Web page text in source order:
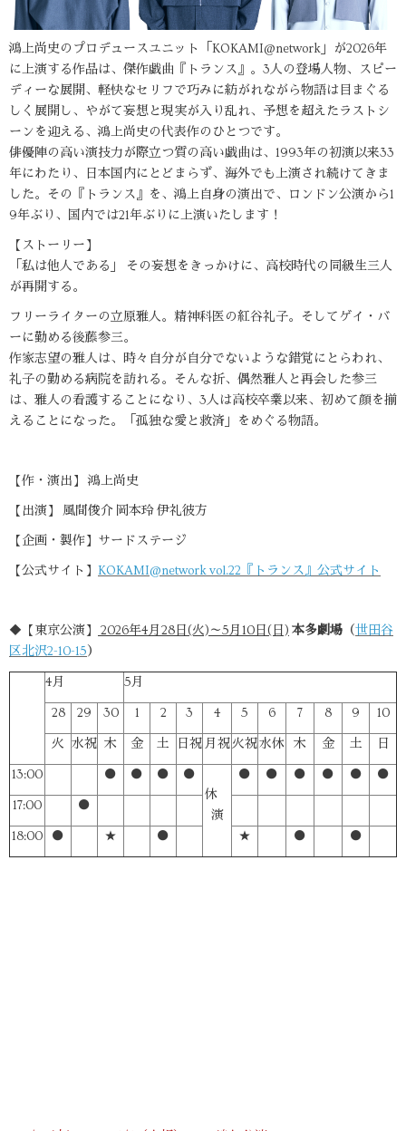
鴻上尚史のプロデュースユニット「KOKAMI@network」が2026年
に上演する作品は、傑作戯曲『トランス』。3人の登場人物、スピー
ディーな展開、軽快なセリフで巧みに紡がれながら物語は目まぐる
しく展開し、やがて妄想と現実が入り乱れ、予想を超えたラストシ
ーンを迎える、鴻上尚史の代表作のひとつです。
俳優陣の高い演技力が際立つ質の高い戯曲は、1993年の初演以来33
年にわたり、日本国内にとどまらず、海外でも上演され続けてきま
した。その『トランス』を、鴻上自身の演出で、ロンドン公演から1
9年ぶり、国内では21年ぶりに上演いたします！
【ストーリー】
「私は他人である」 その妄想をきっかけに、高校時代の同級生三人
が再開する。
フリーライターの立原雅人。精神科医の紅谷礼子。そしてゲイ・バ
ーに勤める後藤参三。
作家志望の雅人は、時々自分が自分でないような錯覚にとらわれ、
礼子の勤める病院を訪れる。そんな折、偶然雅人と再会した参三
は、雅人の看護することになり、3人は高校卒業以来、初めて顔を揃
えることになった。「孤独な愛と救済」をめぐる物語。
【作・演出】 鴻上尚史
【出演】 風間俊介 岡本玲 伊礼彼方
【企画・製作】サードステージ
【公式サイト】 KOKAMI@network vol.22『トランス』公式サイト
◆【東京公演】 2026年4月28日(火)～5月10日(日) 本多劇場 （世田谷
区北沢2-10-15）
4月 5月
28 29 30 1 2 3 4 5 6 7 8 9 10
火 水祝 木 金 土 日祝 月祝 火祝水休 木 金 土 日
13:00 ● ● ●
●
休
演
● ● ● ● ● ●
17:00 ●
18:00 ● ★ ● ★ ● ●